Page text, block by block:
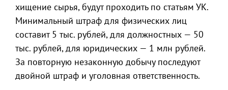
хищение сырья, будут проходить по статьям УК.
Минимальный штраф для физических лиц
составит 5 тыс. рублей, для должностных — 50
тыс. рублей, для юридических — 1 млн рублей.
За повторную незаконную добычу последуют
двойной штраф и уголовная ответственность.